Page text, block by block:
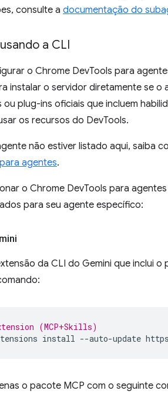
consulte a documentação do
a CLI
o Chrome DevTools para
instalar o servidor diretamente se
ou plug-ins oficiais que incluem
os recursos do DevTools.
não estiver listado aqui, saiba
agentes.
o Chrome DevTools para
para seu agente específico:
da CLI do Gemini que inclui
(MCP+Skills)
install --auto-update
o pacote MCP com o seguinte